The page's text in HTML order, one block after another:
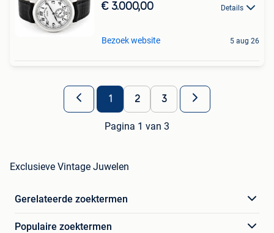
€ 3.000,00 Details
Bezoek website 5 aug 26
1 2 3
Pagina 1 van 3
Exclusieve Vintage Juwelen
Gerelateerde zoektermen
Populaire zoektermen